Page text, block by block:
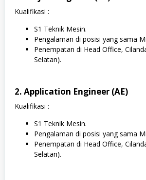
Kualifikasi :
S1 Teknik Mesin.
Pengalaman di posisi yang sama
Penempatan di Head Office,
Selatan).
2. Application Engineer (AE)
Kualifikasi :
S1 Teknik Mesin.
Pengalaman di posisi yang sama
Penempatan di Head Office,
Selatan).